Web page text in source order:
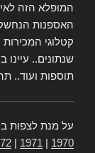
המופלא הזה
האספנות
קטלוגי המכירות
שנתונים..
תוספות ועוד..
על מנת לצפות
1970
1971